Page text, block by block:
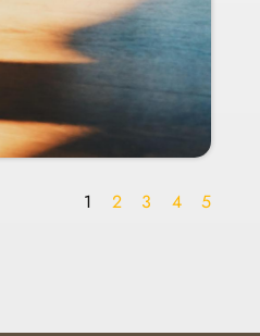
1 2 3 4 5